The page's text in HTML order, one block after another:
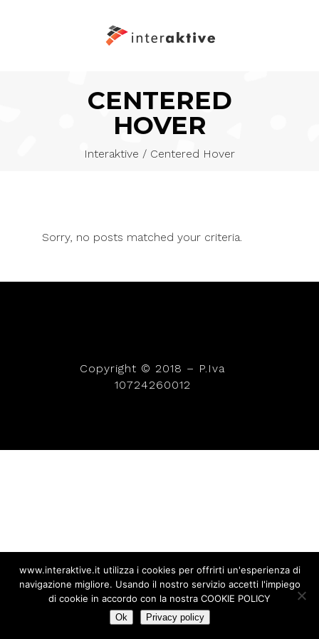
CENTERED
HOVER
Interaktive / Centered Hover
Sorry, no posts matched your criteria.
Copyright © 2018 – P.Iva
10724260012
www.interaktive.it utilizza i cookies per offrirti un'esperienza di
navigazione migliore. Usando il nostro servizio accetti l'impiego
di cookie in accordo con la nostra COOKIE POLICY
Ok Privacy policy